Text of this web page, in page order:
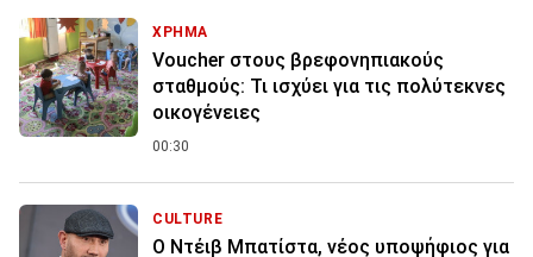
ΧΡΗΜΑ
Voucher στους βρεφονηπιακούς
σταθμούς: Τι ισχύει για τις πολύτεκνες
οικογένειες
00:30
CULTURE
Ο Ντέιβ Μπατίστα, νέος υποψήφιος για